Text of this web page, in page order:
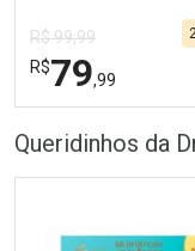
R$ 99,99
R$79,99
Queridinhos da